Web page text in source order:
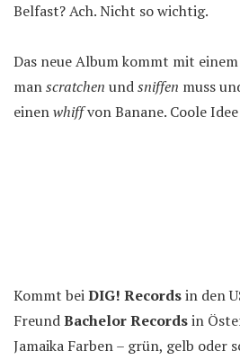
Belfast? Ach. Nicht so wichtig.
Das neue Album kommt mit
manscratchen undsniffen muss
einenwhiffvon Banane. Coole
Kommt beiDIG! Recordsin den
FreundBachelor Recordsin
Jamaika Farben – grün, gelb oder